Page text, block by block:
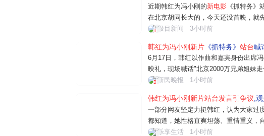
近期韩红为冯小刚的新电影 《抓特务》
在北京胡同长大的，今天还没首映，就
弟姐妹，爷们娘们，能不能走个面？咱
带着胡同烟火气的吆喝，非但没换来满
极目新闻 3小时前
韩红为冯小刚新片 《抓特务》 站台喊
6月17日，韩红以作曲和嘉宾身份出席
映礼，现场喊话"北京2000万兄弟姐妹
该举动迅速引发全网争议，成为舆论焦
网友认为无可厚非，一个"字眼"不应被...
新民晚报 1小时前
韩红为冯小刚新片站台发言引争议 ,
一部分网友坚定力挺韩红，认为大家过
都知道，她性格直爽坦荡、重情重义，
是北方人朴实的仗义捧场，没有丝毫恶
乐享生活 1小时前